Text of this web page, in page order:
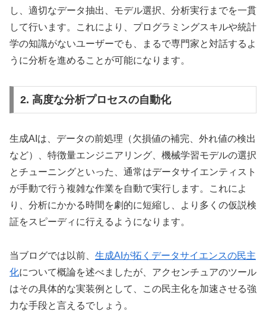
し、適切なデータ抽出、モデル選択、分析実行までを一貫
して行います。これにより、プログラミングスキルや統計
学の知識がないユーザーでも、まるで専門家と対話するよ
うに分析を進めることが可能になります。
2. 高度な分析プロセスの自動化
生成AIは、データの前処理（欠損値の補完、外れ値の検出
など）、特徴量エンジニアリング、機械学習モデルの選択
とチューニングといった、通常はデータサイエンティスト
が手動で行う複雑な作業を自動で実行します。これによ
り、分析にかかる時間を劇的に短縮し、より多くの仮説検
証をスピーディに行えるようになります。
当ブログでは以前、 生成AIが拓くデータサイエンスの民主
化について概論を述べましたが、アクセンチュアのツール
はその具体的な実装例として、この民主化を加速させる強
力な手段と言えるでしょう。